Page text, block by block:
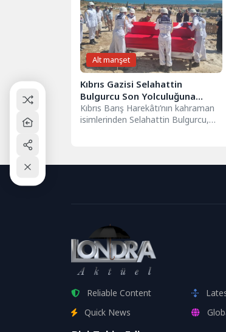
Alt manşet
Kıbrıs Gazisi Selahattin
Bulgurcu Son Yolculuğuna
Uğurlandı
Kıbrıs Barış Harekâtı’nın kahraman
isimlerinden Selahattin Bulgurcu,
Reliable Content
Quick News